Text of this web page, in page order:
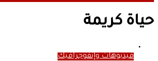
حياة كريمة
فيديوهات وإنفوجرافيك